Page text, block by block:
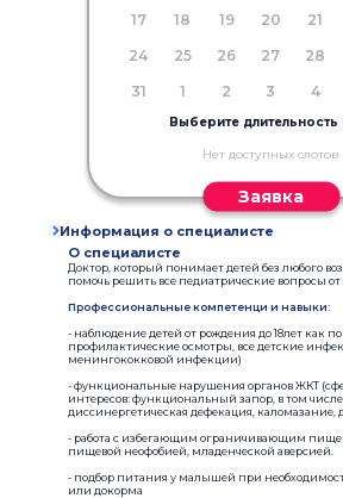
17
18 19 20 21
24
25 26 27 28
31
1 2 3 4
Выберите длительность
Нет доступных слотов
Заявка
Информация о специалисте
О специалисте
Доктор, который понимает детей без любого
помочь решить все педиатрические вопросы от 0
Профессиональные компетенци и навыки:
- наблюдение детей от рождения до 18лет как
профилактические осмотры, все детские
менингококковой инфекции)
- функциональные нарушения органов ЖКТ
интересов: функциональный запор, в том
диссинергетическая дефекация, каломазание,
- работа с избегающим ограничивающим
пищевой неофобией, младенческой аверсией.
- подбор питания у малышей при
или докорма